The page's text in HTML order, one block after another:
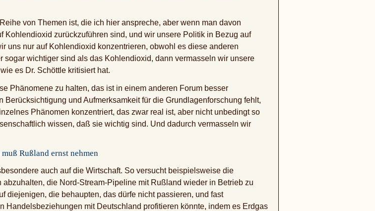
von Themen ist, die ich hier anspreche, aber wenn man davon
Kohlendioxid zurückzuführen sind, und wir unsere Politik in Bezug auf
uns nur auf Kohlendioxid konzentrieren, obwohl es diese anderen
wichtiger sind als das Kohlendioxid, dann vermasseln wir unsere
es Dr. Schöttle kritisiert hat.
Phänomene zu halten, das ist in einem anderen Forum besser
und Aufmerksamkeit für die Grundlagenforschung fehlt,
Phänomen konzentriert, das zwar real ist, aber nicht unbedingt so
wissen, daß sie wichtig sind. Und dadurch vermasseln wir
Rußland ernst nehmen
auch auf die Wirtschaft. So versucht beispielsweise die
die Nord-Stream-Pipeline mit Rußland wieder in Betrieb zu
diejenigen, die behaupten, das dürfe nicht passieren, und fast
mit Deutschland profitieren könnte, indem es Erdgas